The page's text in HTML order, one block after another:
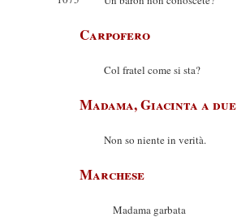
Carpofero
Col fratel come si sta?
Madama, Giacinta a due
Non so niente in verità.
Marchese
Madama garbata